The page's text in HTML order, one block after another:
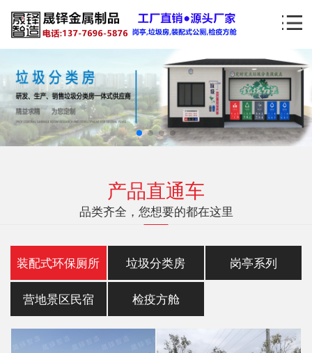
产品直通车
品类齐全，您想要的都在这里
装配式环保厕所 垃圾分类房 岗亭系列
营地景区民宿 检疫方舱